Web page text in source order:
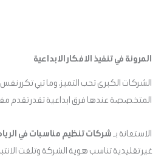
المرونة في تنفيذ الافكار الابداعية
الشركات الكبرى تحب التميز، وما تبي تكرر
المتخصصة عندها فرق ابداعية تقدر تقدم
الاستعانة بـشركات تنظيم مناسبات في
غير تقليدية تناسب هوية الشركة وتلفت